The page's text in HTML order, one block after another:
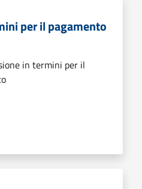
per il pagamento
in termini per il